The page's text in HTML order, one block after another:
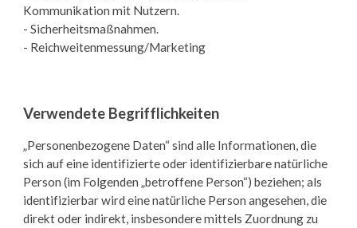
Kommunikation mit Nutzern.
- Sicherheitsmaßnahmen.
- Reichweitenmessung/Marketing
Verwendete Begrifflichkeiten
„Personenbezogene Daten“ sind alle Informationen, die
sich auf eine identifizierte oder identifizierbare natürliche
Person (im Folgenden „betroffene Person“) beziehen; als
identifizierbar wird eine natürliche Person angesehen, die
direkt oder indirekt, insbesondere mittels Zuordnung zu